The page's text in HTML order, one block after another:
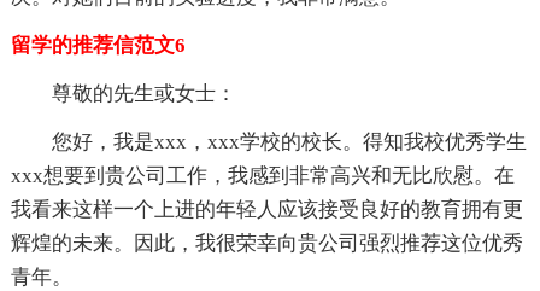
留学的推荐信范文6
尊敬的先生或女士：
您好，我是xxx，xxx学校的校长。得知我校优秀学生
xxx想要到贵公司工作，我感到非常高兴和无比欣慰。在
我看来这样一个上进的年轻人应该接受良好的教育拥有更
辉煌的未来。因此，我很荣幸向贵公司强烈推荐这位优秀
青年。